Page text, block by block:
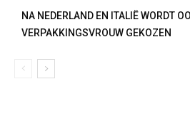
NA NEDERLAND EN ITALIË WORDT
VERPAKKINGSVROUW GEKOZEN